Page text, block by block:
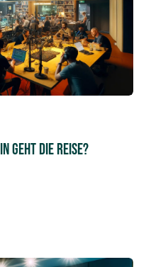
geht die Reise?